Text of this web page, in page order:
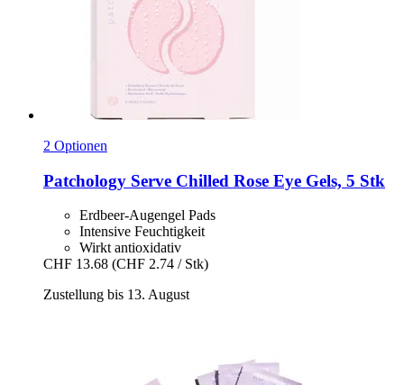
2 Optionen
Patchology Serve Chilled Rose Eye Gels, 5 Stk
Erdbeer-Augengel Pads
Intensive Feuchtigkeit
Wirkt antioxidativ
CHF 13.68 (CHF 2.74 / Stk)
Zustellung bis 13. August